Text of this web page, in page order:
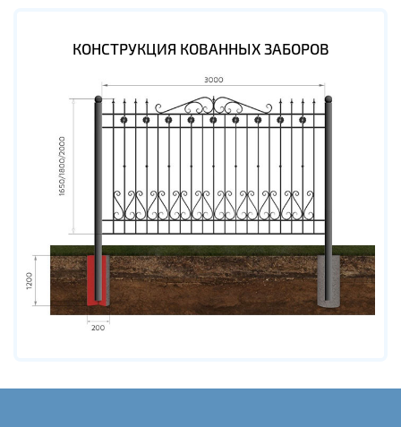
КОНСТРУКЦИЯ КОВАННЫХ ЗАБОРОВ